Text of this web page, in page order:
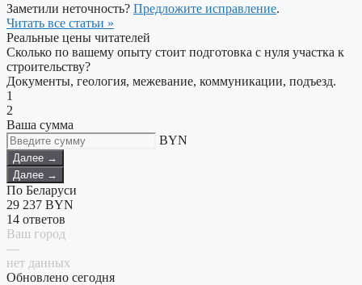
Заметили неточность? Предложите исправление.
Читать все статьи »
Реальные цены читателей
Сколько по вашему опыту стоит подготовка с нуля участка к
строительству?
Документы, геология, межевание, коммуникации, подъезд.
1
2
Ваша сумма
BYN
Далее →
Далее →
По Беларуси
29 237 BYN
14 ответов
Ваш город
—
нет данных
Обновлено сегодня